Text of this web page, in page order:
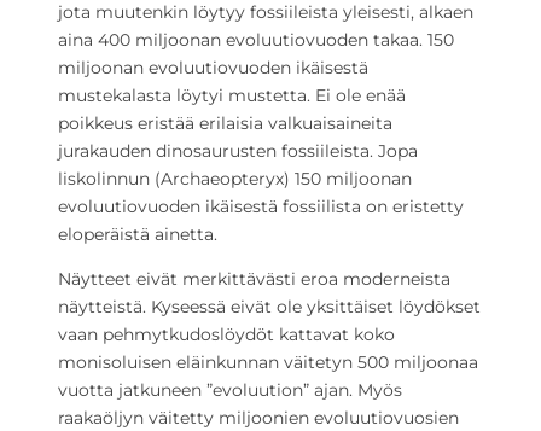
jota muutenkin löytyy fossiileista yleisesti, alkaen
aina 400 miljoonan evoluutiovuoden takaa. 150
miljoonan evoluutiovuoden ikäisestä
mustekalasta löytyi mustetta. Ei ole enää
poikkeus eristää erilaisia valkuaisaineita
jurakauden dinosaurusten fossiileista. Jopa
liskolinnun (Archaeopteryx) 150 miljoonan
evoluutiovuoden ikäisestä fossiilista on eristetty
eloperäistä ainetta.
Näytteet eivät merkittävästi eroa moderneista
näytteistä. Kyseessä eivät ole yksittäiset löydökset
vaan pehmytkudoslöydöt kattavat koko
monisoluisen eläinkunnan väitetyn 500 miljoonaa
vuotta jatkuneen ”evoluution” ajan. Myös
raakaöljyn väitetty miljoonien evoluutiovuosien